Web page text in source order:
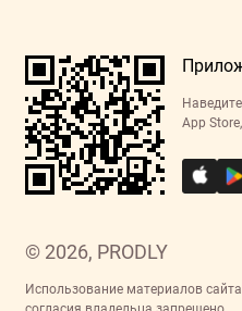
© 2026, PRODLY
Использование материалов
App